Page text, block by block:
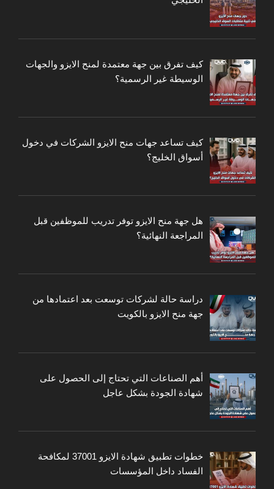
كيف تفرق بين جهة معتمدة لمنح الايزو والجهات
الوسيطة غير الرسمية؟
كيف تساعد جهات منح الايزو الشركات في دخول
أسواق الخليج؟
هل جهة منح الايزو توفر تدريب للموظفين قبل
المراجعة النهائية؟
دراسة حالة لشركات توسعت بعد اعتمادها من
جهة منح الايزو بالكويت
أهم الصناعات التي تحتاج إلى الحصول على
شهادة الجودة بشكل عاجل
خطوات تطبيق شهادة الايزو 37001 لمكافحة
الفساد داخل المؤسسات